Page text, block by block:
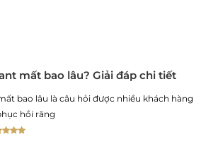
mất bao lâu? Giải đáp chi tiết
bao lâu là câu hỏi được nhiều khách hàng
hồi răng